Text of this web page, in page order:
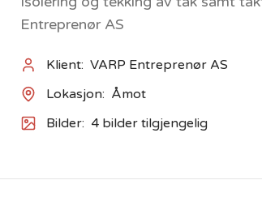
Entreprenør AS
Klient: VARP Entreprenør AS
Lokasjon: Åmot
Bilder: 4 bilder tilgjengelig